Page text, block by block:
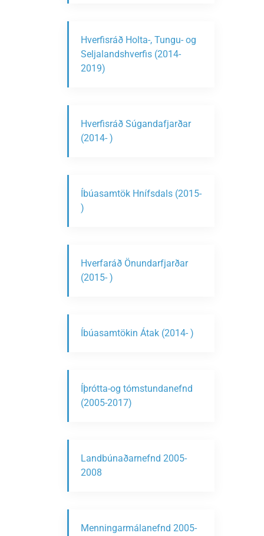
Hverfisráð Holta-, Tungu- og
Seljalandshverfis (2014-
2019)
Hverfisráð Súgandafjarðar
(2014- )
Íbúasamtök Hnífsdals (2015-
)
Hverfaráð Önundarfjarðar
(2015- )
Íbúasamtökin Átak (2014- )
Íþrótta-og tómstundanefnd
(2005-2017)
Landbúnaðarnefnd 2005-
2008
Menningarmálanefnd 2005-